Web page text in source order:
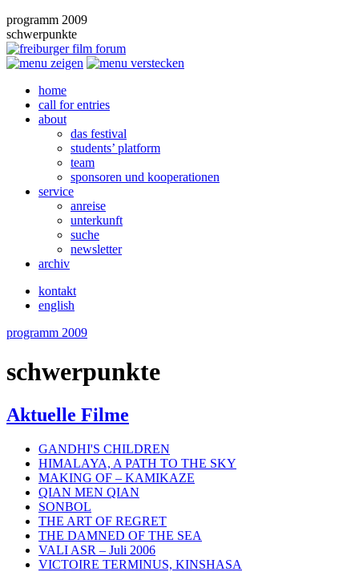
programm 2009
schwerpunkte
home
call for entries
about
das festival
students’ platform
team
sponsoren und kooperationen
service
anreise
unterkunft
suche
newsletter
archiv
kontakt
english
programm 2009
schwerpunkte
Aktuelle Filme
GANDHI'S CHILDREN
HIMALAYA, A PATH TO THE SKY
MAKING OF – KAMIKAZE
QIAN MEN QIAN
SONBOL
THE ART OF REGRET
THE DAMNED OF THE SEA
VALI ASR – Juli 2006
VICTOIRE TERMINUS, KINSHASA